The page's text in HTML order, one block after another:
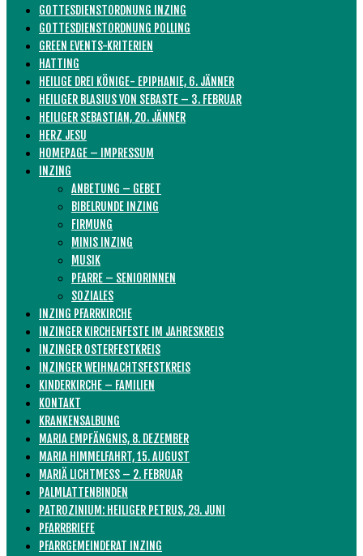
GOTTESDIENSTORDNUNG INZING
GOTTESDIENSTORDNUNG POLLING
GREEN EVENTS-KRITERIEN
HATTING
HEILIGE DREI KÖNIGE- EPIPHANIE, 6. JÄNNER
HEILIGER BLASIUS VON SEBASTE – 3. FEBRUAR
HEILIGER SEBASTIAN, 20. JÄNNER
HERZ JESU
HOMEPAGE – IMPRESSUM
INZING
ANBETUNG – GEBET
BIBELRUNDE INZING
FIRMUNG
MINIS INZING
MUSIK
PFARRE – SENIORINNEN
SOZIALES
INZING PFARRKIRCHE
INZINGER KIRCHENFESTE IM JAHRESKREIS
INZINGER OSTERFESTKREIS
INZINGER WEIHNACHTSFESTKREIS
KINDERKIRCHE – FAMILIEN
KONTAKT
KRANKENSALBUNG
MARIA EMPFÄNGNIS, 8. DEZEMBER
MARIA HIMMELFAHRT, 15. AUGUST
MARIÄ LICHTMESS – 2. FEBRUAR
PALMLATTENBINDEN
PATROZINIUM: HEILIGER PETRUS, 29. JUNI
PFARRBRIEFE
PFARRGEMEINDERAT INZING